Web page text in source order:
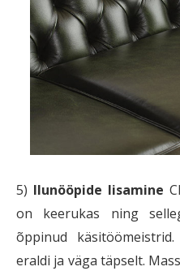
5) Ilunööpide lisamine
on keerukas ning
õppinud
eraldi ja väga täpselt.